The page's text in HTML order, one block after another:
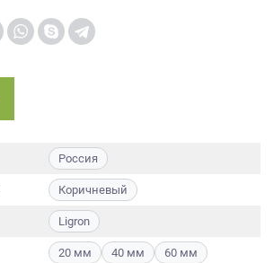
Россия
Коричневый
Ligron
20 мм 40 мм 60 мм